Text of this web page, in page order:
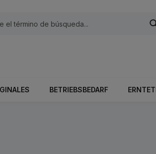
BETRIEBSBEDARF